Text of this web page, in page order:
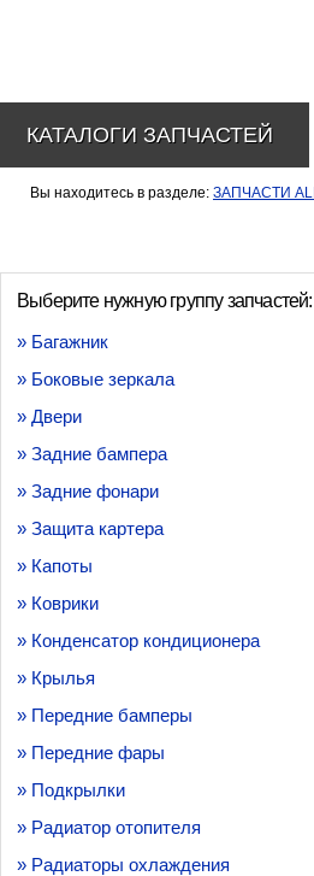
Вы находитесь в разделе: ЗАПЧАСТИ
Выберите нужную группу запчастей:
» Багажник
» Боковые зеркала
» Двери
» Задние бампера
» Задние фонари
» Защита картера
» Капоты
» Коврики
» Конденсатор кондиционера
» Крылья
» Передние бамперы
» Передние фары
» Подкрылки
» Радиатор отопителя
» Радиаторы охлаждения
КАТАЛОГИ ЗАПЧАСТЕЙ